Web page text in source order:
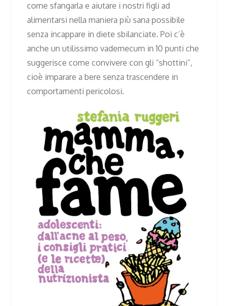
come sfangarla e aiutare i nostri figli ad
alimentarsi nella maniera più sana possibile
senza incappare in diete sbilanciate. Poi c’è
anche un utilissimo vademecum in 10 punti che
suggerisce come convivere con gli “shottini”,
cioè imparare a bere senza trascendere in
comportamenti pericolosi.